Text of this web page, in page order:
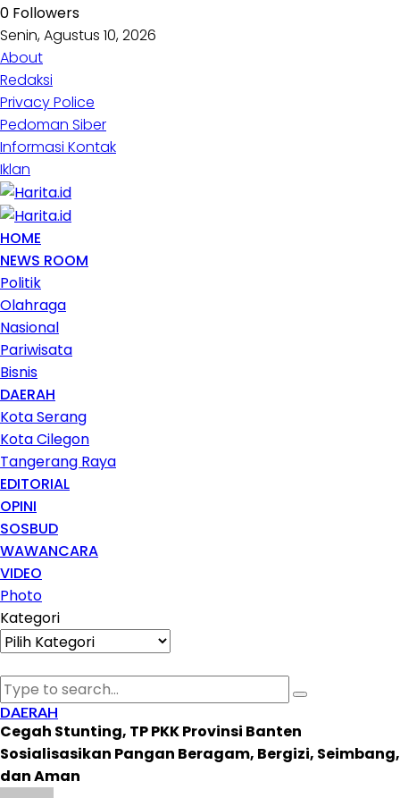
0 Followers
Senin, Agustus 10, 2026
About
Redaksi
Privacy Police
Pedoman Siber
Informasi Kontak
Iklan
HOME
NEWS ROOM
Politik
Olahraga
Nasional
Pariwisata
Bisnis
DAERAH
Kota Serang
Kota Cilegon
Tangerang Raya
EDITORIAL
OPINI
SOSBUD
WAWANCARA
VIDEO
Photo
Kategori
Kategori
DAERAH
Cegah Stunting, TP PKK Provinsi Banten
Sosialisasikan Pangan Beragam, Bergizi, Seimbang,
dan Aman